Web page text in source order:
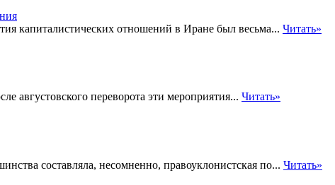
капиталистических отношений в Иране был весьма... Читать»
августовского переворота эти мероприятия... Читать»
составляла, несомненно, правоуклонистская по... Читать»